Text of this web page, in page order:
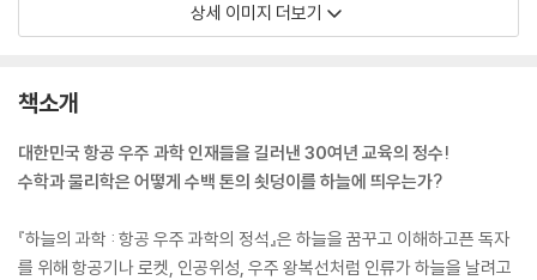
상세 이미지 더보기
책소개
대한민국 항공 우주 과학 인재들을 길러낸 30여년 교육의 정수!
수학과 물리학은 어떻게 수백 톤의 쇳덩이를 하늘에 띄우는가?
『하늘의 과학 : 항공 우주 과학의 정석』은 하늘을 꿈꾸고 이해하고픈 독자
를 위해 항공기나 로켓, 인공위성, 우주 왕복선처럼 인류가 하늘을 날려고